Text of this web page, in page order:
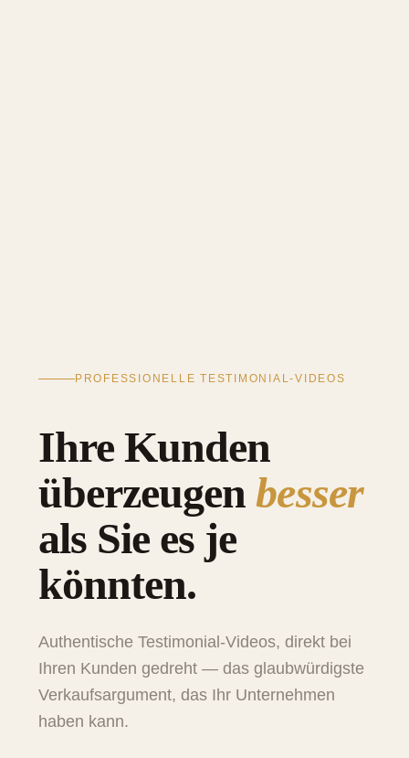
PROFESSIONELLE TESTIMONIAL-VIDEOS
Ihre Kunden
überzeugenbesser
als Sie es je
könnten.
Authentische Testimonial-Videos, direkt bei
Ihren Kunden gedreht — das glaubwürdigste
Verkaufsargument, das Ihr Unternehmen
haben kann.